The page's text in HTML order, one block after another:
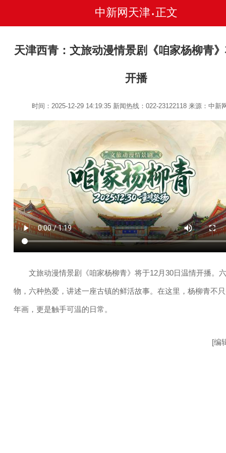
中新网天津 • 正文
天津西青：文旅动漫情景剧《咱家杨柳青
开播
时间：2025-12-29 14:19:35 新闻热线：022-23122118来源：中新
文旅动漫情景剧《咱家杨柳青》将于12月30日温情开播。
物，六种热爱，讲述一座古镇的鲜活故事。在这里，杨柳青不
年画，更是触手可温的日常。
[编